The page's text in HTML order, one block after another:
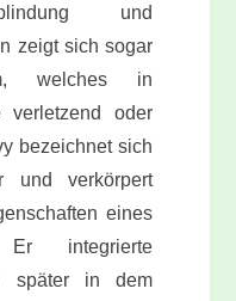
und
zeigt sich sogar
welches in
verletzend oder
bezeichnet sich
und verkörpert
eines
Er integrierte
später in dem